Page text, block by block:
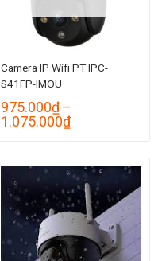
Camera IP Wifi PT IPC-
S41FP-IMOU
975.000₫ –
1.075.000₫Khoảng
975.000₫
đến
1.075.000₫